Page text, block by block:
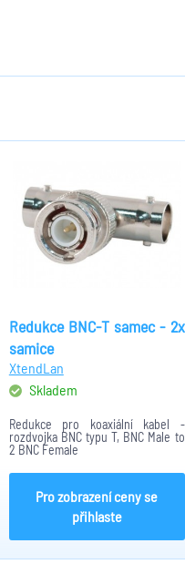
Redukce BNC-T samec - 2x
samice
XtendLan
Skladem
Redukce pro koaxiální kabel -
rozdvojka BNC typu T, BNC Male to
2 BNC Female
Pro zobrazení ceny se
přihlaste